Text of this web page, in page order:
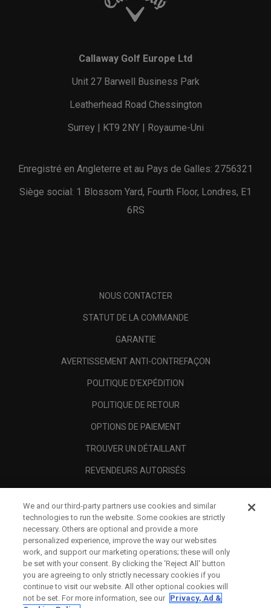
Callaway Golf Europe Ltd
Unit 27 Barwell Business Park
Leatherhead Road Chessington
Surrey | KT9 2NY | Royaume-Uni
Enregistré en Angleterre et au Pays de Galles: 2756321
Siège social: 1 Blossom Yard, Fourth Floor, Londres, E1
6RS
NOUS CONTACTER
STATUT DE LA COMMANDE
GARANTIE
AVERTISSEMENT ANTI-CONTREFAÇON
POLITIQUE D'EXPÉDITION
POLITIQUE DE RETOUR
OPTIONS DE PAIEMENT
TROUVER UN DÉTAILLANT
REVENDEURS AUTORISÉS
A PROPOS
MENTIONS LÉGALES
We and our third-party partners use cookies and similar
technologies to run the website. Some cookies are strictly
necessary. Others are optional and provide a more
personalized experience, improve the way our websites
work, and support our marketing operations; these will only
be set with your consent. By clicking the ‘Reject All' button
you are agreeing to only strictly necessary cookies if you
continue to visit our website. All other optional cookies will
not be set. For more information, see our Privacy, Ad &